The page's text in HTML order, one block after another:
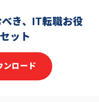
き、IT転職お役
ット
ンロード